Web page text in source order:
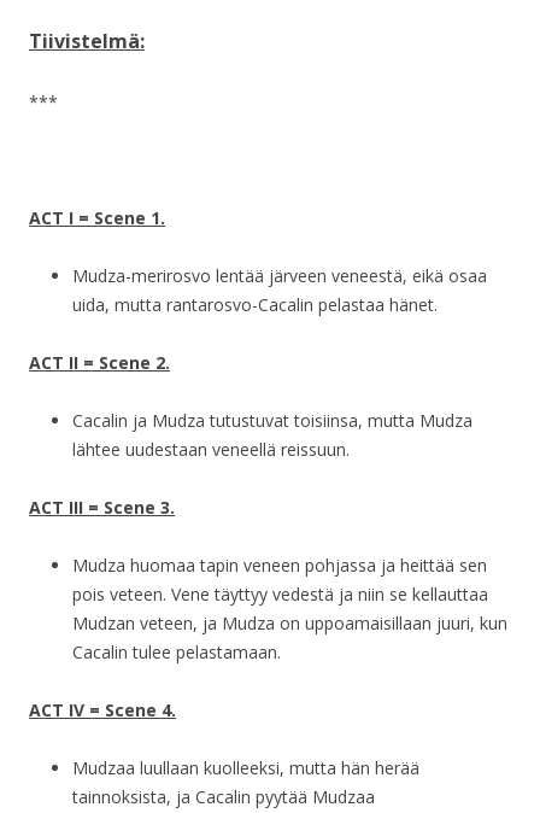
Tiivistelmä:
***
ACT I = Scene 1.
Mudza-merirosvo lentää järveen veneestä, eikä osaa
uida, mutta rantarosvo-Cacalin pelastaa hänet.
ACT II = Scene 2.
Cacalin ja Mudza tutustuvat toisiinsa, mutta Mudza
lähtee uudestaan veneellä reissuun.
ACT III = Scene 3.
Mudza huomaa tapin veneen pohjassa ja heittää sen
pois veteen. Vene täyttyy vedestä ja niin se kellauttaa
Mudzan veteen, ja Mudza on uppoamaisillaan juuri, kun
Cacalin tulee pelastamaan.
ACT IV = Scene 4.
Mudzaa luullaan kuolleeksi, mutta hän herää
tainnoksista, ja Cacalin pyytää Mudzaa